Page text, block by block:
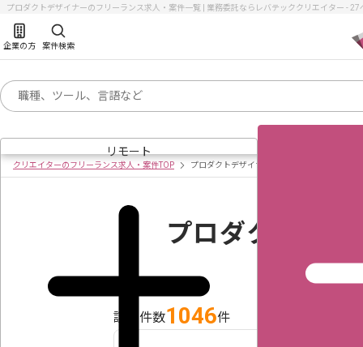
プロダクトデザイナーのフリーランス求人・案件一覧 | 業務委託ならレバテッククリエイター - 27
企業の方 案件検索
リモート
クリエイターのフリーランス求人・案件TOP プロダクトデザイナーの求人・案件一覧
プロダクトデ
該当件数1046件